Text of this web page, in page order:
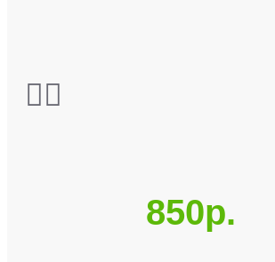
850р.